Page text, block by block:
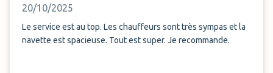
20/10/2025
Le service est au top. Les chauffeurs sont très sympas et la
navette est spacieuse. Tout est super. Je recommande.